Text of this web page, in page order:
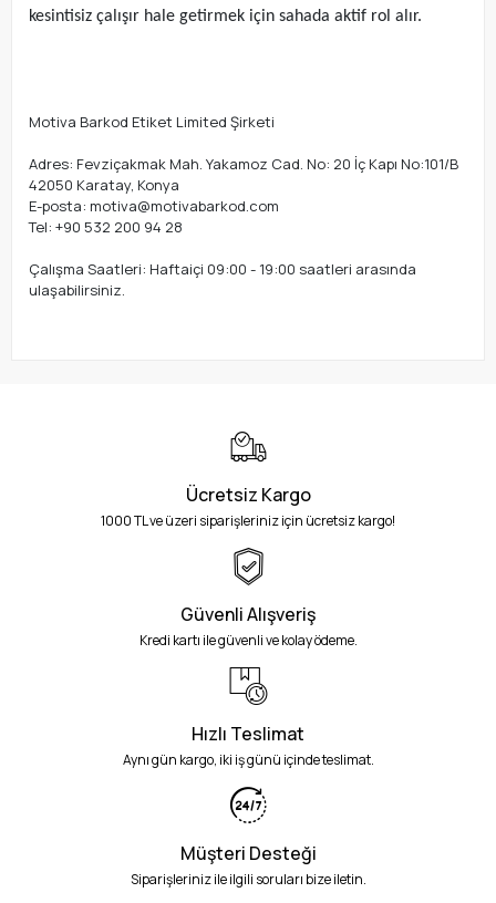
kesintisiz çalışır hale getirmek için sahada aktif rol alır.
Motiva Barkod Etiket Limited Şirketi
Adres: Fevziçakmak Mah. Yakamoz Cad. No: 20 İç Kapı No:101/B
42050 Karatay, Konya
E-posta: motiva@motivabarkod.com
Tel: +90 532 200 94 28
Çalışma Saatleri: Haftaiçi 09:00 - 19:00 saatleri arasında
ulaşabilirsiniz.
Ücretsiz Kargo
1000 TL ve üzeri siparişleriniz için ücretsiz kargo!
Güvenli Alışveriş
Kredi kartı ile güvenli ve kolay ödeme.
Hızlı Teslimat
Aynı gün kargo, iki iş günü içinde teslimat.
Müşteri Desteği
Siparişleriniz ile ilgili soruları bize iletin.